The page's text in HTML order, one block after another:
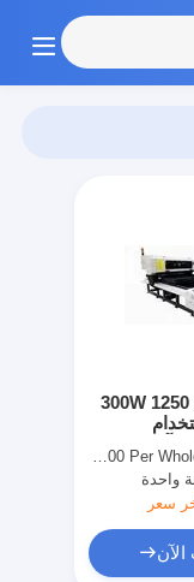
300W 1250 X 2500mm
آلة القطع
بالليزر 21mm والخشب
USD 25000-35000 Per
واحدة
سعر